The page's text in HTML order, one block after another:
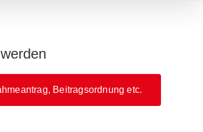
Beitragsordnung etc.